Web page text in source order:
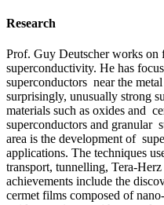
Research
Prof. Guy Deutscher works on
superconductivity. He has
superconductors near the
surprisingly, unusually strong
materials such as oxides and
superconductors and granular
area is the development of
applications. The techniques
transport, tunnelling, Tera-
achievements include the
cermet films composed of